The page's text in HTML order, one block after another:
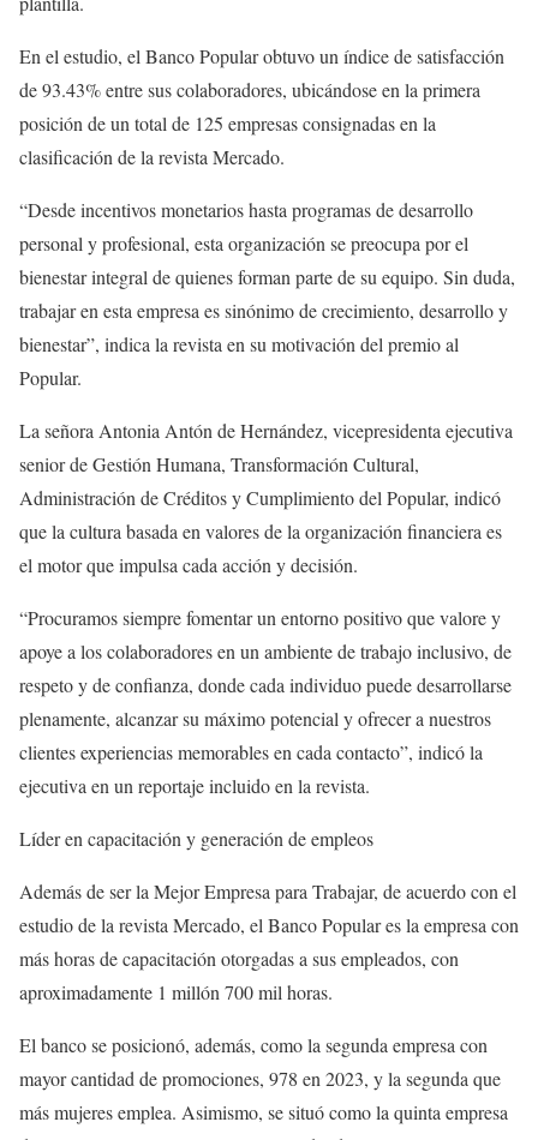
En el estudio, el Banco Popular obtuvo un índice de satisfacción
de 93.43% entre sus colaboradores, ubicándose en la primera
posición de un total de 125 empresas consignadas en la
clasificación de la revista Mercado.
“Desde incentivos monetarios hasta programas de desarrollo
personal y profesional, esta organización se preocupa por el
bienestar integral de quienes forman parte de su equipo. Sin duda,
trabajar en esta empresa es sinónimo de crecimiento, desarrollo y
bienestar”, indica la revista en su motivación del premio al
Popular.
La señora Antonia Antón de Hernández, vicepresidenta ejecutiva
senior de Gestión Humana, Transformación Cultural,
Administración de Créditos y Cumplimiento del Popular, indicó
que la cultura basada en valores de la organización financiera es
el motor que impulsa cada acción y decisión.
“Procuramos siempre fomentar un entorno positivo que valore y
apoye a los colaboradores en un ambiente de trabajo inclusivo, de
respeto y de confianza, donde cada individuo puede desarrollarse
plenamente, alcanzar su máximo potencial y ofrecer a nuestros
clientes experiencias memorables en cada contacto”, indicó la
ejecutiva en un reportaje incluido en la revista.
Líder en capacitación y generación de empleos
Además de ser la Mejor Empresa para Trabajar, de acuerdo con el
estudio de la revista Mercado, el Banco Popular es la empresa con
más horas de capacitación otorgadas a sus empleados, con
aproximadamente 1 millón 700 mil horas.
El banco se posicionó, además, como la segunda empresa con
mayor cantidad de promociones, 978 en 2023, y la segunda que
más mujeres emplea. Asimismo, se situó como la quinta empresa